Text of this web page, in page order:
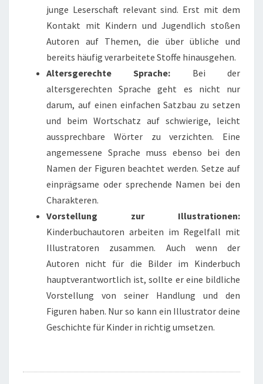
junge Leserschaft relevant sind. Erst mit dem
Kontakt mit Kindern und Jugendlich stoßen
Autoren auf Themen, die über übliche und
bereits häufig verarbeitete Stoffe hinausgehen.
Altersgerechte Sprache: Bei der
altersgerechten Sprache geht es nicht nur
darum, auf einen einfachen Satzbau zu setzen
und beim Wortschatz auf schwierige, leicht
aussprechbare Wörter zu verzichten. Eine
angemessene Sprache muss ebenso bei den
Namen der Figuren beachtet werden. Setze auf
einprägsame oder sprechende Namen bei den
Charakteren.
Vorstellung zur Illustrationen:
Kinderbuchautoren arbeiten im Regelfall mit
Illustratoren zusammen. Auch wenn der
Autoren nicht für die Bilder im Kinderbuch
hauptverantwortlich ist, sollte er eine bildliche
Vorstellung von seiner Handlung und den
Figuren haben. Nur so kann ein Illustrator deine
Geschichte für Kinder in richtig umsetzen.